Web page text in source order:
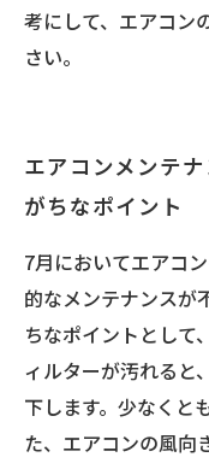
考にして、エアコン
さい。
エアコンメンテ
がちなポイント
7月においてエアコ
的なメンテナンスが
ちなポイントとして
ィルターが汚れると
下します。少なくと
た、エアコンの風向